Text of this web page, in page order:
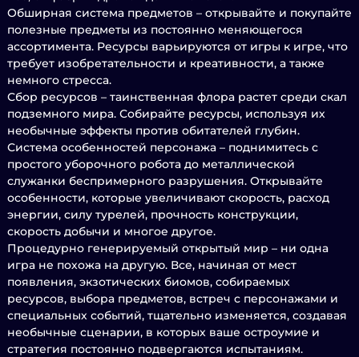
Обширная система предметов – открывайте и покупайте
полезные предметы из постоянно меняющегося
ассортимента. Ресурсы варьируются от игры к игре, что
требует изобретательности и креативности, а также
немного стресса.
Сбор ресурсов – таинственная флора растет среди скал
подземного мира. Собирайте ресурсы, используя их
необычные эффекты против обитателей глубин.
Система особенностей персонажа – поднимитесь с
простого уборочного робота до металлической
служанки беспримерного разрушения. Открывайте
особенности, которые увеличивают скорость, расход
энергии, силу турелей, прочность конструкции,
скорость добычи и многое другое.
Процедурно генерируемый открытый мир – ни одна
игра не похожа на другую. Все, начиная от мест
появления, экзотических биомов, собираемых
ресурсов, выбора предметов, встреч с персонажами и
специальных событий, тщательно изменяется, создавая
необычные сценарии, в которых ваше остроумие и
стратегия постоянно подвергаются испытаниям.